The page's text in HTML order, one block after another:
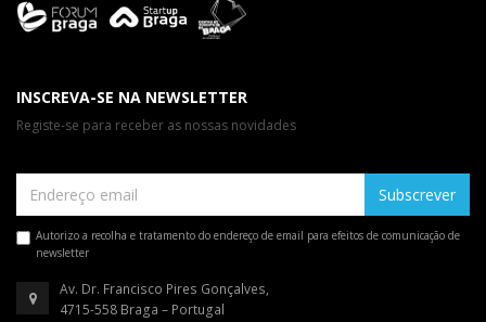
INSCREVA-SE NA NEWSLETTER
Registe-se para receber as nossas novidades
Subscrever
Autorizo a recolha e tratamento do endereço de email para efeitos de comunicação de
newsletter
Av. Dr. Francisco Pires Gonçalves,
4715-558 Braga – Portugal